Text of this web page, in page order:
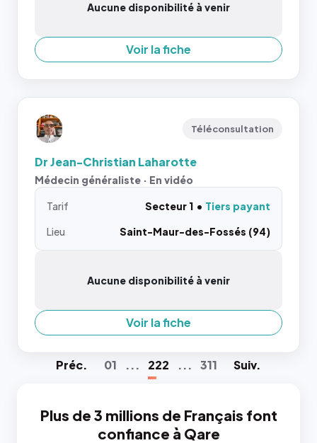
Aucune disponibilité à venir
Voir la fiche
Téléconsultation
Dr Jean-Christian Laharotte
Médecin généraliste · En vidéo
Tarif Secteur 1
Tiers payant
Lieu
Saint-Maur-des-Fossés (94)
Aucune disponibilité à venir
Voir la fiche
Préc. 01 ... 222 ... 311 Suiv.
Plus de 3 millions de Français font
confiance à Qare